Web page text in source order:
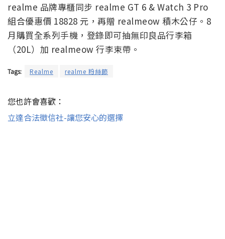
realme 品牌專櫃同步 realme GT 6 & Watch 3 Pro
組合優惠價 18828 元，再贈 realmeow 積木公仔。8
月購買全系列手機，登錄即可抽無印良品行李箱
（20L）加 realmeow 行李束帶。
Tags: Realme realme 粉絲節
您也許會喜歡：
立達合法徵信社-讓您安心的選擇